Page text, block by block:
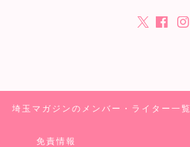
埼玉マガジンのメンバー・ライター一覧
免責情報